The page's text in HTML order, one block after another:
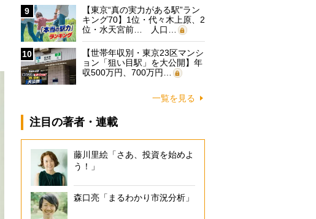
9
【東京“真の実力がある駅”ラン
キング70】1位・代々木上原、2
位・水天宮前… 人口…
10
【世帯年収別・東京23区マンシ
ョン「狙い目駅」を大公開】年
収500万円、700万円…
一覧を見る
注目の著者・連載
藤川里絵「さあ、投資を始めよ
う！」
森口亮「まるわかり市況分析」